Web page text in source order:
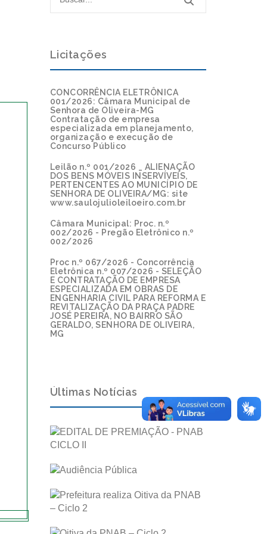
Licitações
CONCORRÊNCIA ELETRÔNICA
001/2026: Câmara Municipal de
Senhora de Oliveira-MG
Contratação de empresa
especializada em planejamento,
organização e execução de
Concurso Público
Leilão n.º 001/2026 _ ALIENAÇÃO
DOS BENS MÓVEIS INSERVÍVEIS,
PERTENCENTES AO MUNICÍPIO DE
SENHORA DE OLIVEIRA/MG: site
www.saulojulioleiloeiro.com.br
Câmara Municipal: Proc. n.º
002/2026 - Pregão Eletrônico n.º
002/2026
Proc n.º 067/2026 - Concorrência
Eletrônica n.º 007/2026 - SELEÇÃO
E CONTRATAÇÃO DE EMPRESA
ESPECIALIZADA EM OBRAS DE
ENGENHARIA CIVIL PARA REFORMA E
REVITALIZAÇÃO DA PRAÇA PADRE
JOSÉ PEREIRA, NO BAIRRO SÃO
GERALDO, SENHORA DE OLIVEIRA,
MG
Últimas Notícias